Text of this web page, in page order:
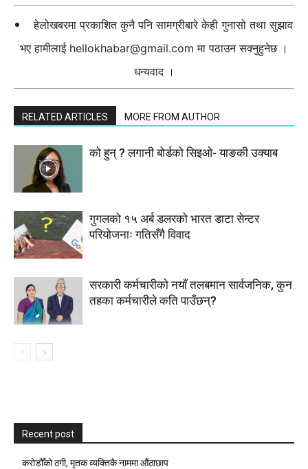
हेलोखबरमा प्रकाशित कुनै पनि सामग्रीबारे केही गुनासो तथा सुझाव
भए हामीलाई hellokhabar@gmail.com मा पठाउन सक्नुहुनेछ ।
धन्यवाद ।
RELATED ARTICLES MORE FROM AUTHOR
को हुन् ? लगानी बोर्डको सिइओ- याङकी उक्याब
गुगलको १५ अर्ब डलरको भारत डाटा सेन्टर
परियोजनाः गतिसँगै विवाद
सरकारी कर्मचारीकाे नयाँ तलबमान सार्वजनिक, कुन
तहका कर्मचारीले कति पाउँछन्?
Recent post
करोडौँको ठगी, मृतक व्यक्तिकै नाममा औंठाछाप